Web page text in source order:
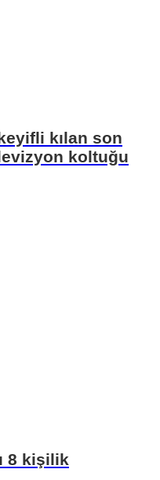
kılan son
koltuğu
8 kişilik